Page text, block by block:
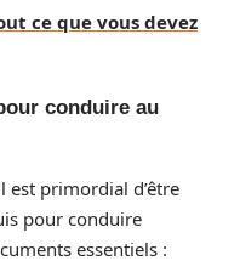
ce que vous devez
conduire au
est primordial d’être
pour conduire
essentiels :